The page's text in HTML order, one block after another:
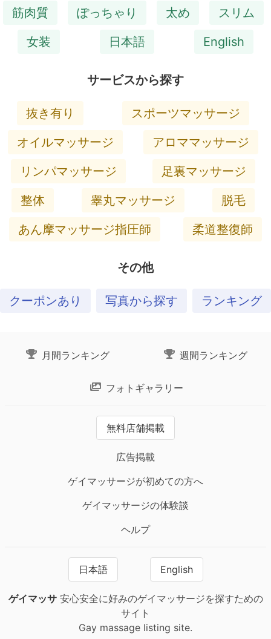
筋肉質 ぽっちゃり 太め
スリム
女装
日本語 English
サービスから探す
抜き有り
スポーツマッサージ
オイルマッサージ
アロママッサージ
リンパマッサージ
足裏マッサージ
整体
睾丸マッサージ
脱毛
あん摩マッサージ指圧師
柔道整復師
その他
クーポンあり 写真から探す ランキング
月間ランキング 週間ランキング
フォトギャラリー
無料店舗掲載
広告掲載
ゲイマッサージが初めての方へ
ゲイマッサージの体験談
ヘルプ
日本語 English
ゲイマッサ安心安全に好みのゲイマッサージを探すための
サイト
Gay massage listing site.